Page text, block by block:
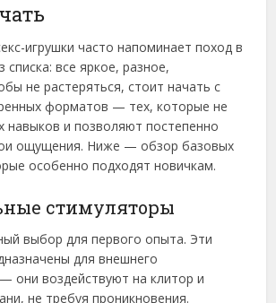
игрушки часто напоминает поход в
списка: все яркое, разное,
не растеряться, стоит начать с
форматов — тех, которые не
навыков и позволяют постепенно
ощущения. Ниже — обзор базовых
особенно подходят новичкам.
стимуляторы
выбор для первого опыта. Эти
для внешнего
они воздействуют на клитор и
не требуя проникновения.